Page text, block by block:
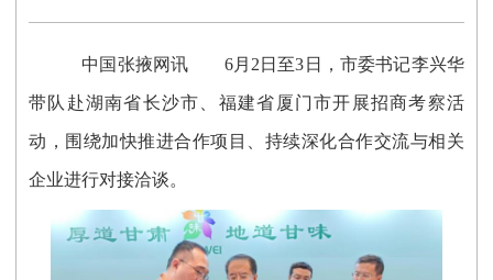
中国张掖网讯 6月2日至3日，市委书记李兴华
带队赴湖南省长沙市、福建省厦门市开展招商考察活
动，围绕加快推进合作项目、持续深化合作交流与相关
企业进行对接洽谈。